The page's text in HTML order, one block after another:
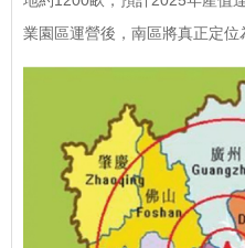
業園區運營後，南區將真正定位